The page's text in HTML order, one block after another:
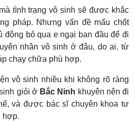
tình trạng vô sinh sẽ được khắc
pháp. Nhưng vấn đề mấu chốt
động bỏ qua e ngại ban đầu để đi
nhân vô sinh ở đâu, do ai, từ
chạy chữa phù hợp.
vô sinh nhiều khi không rõ ràng
giỏi ở Bắc Ninh khuyên nên đi
và được bác sĩ chuyên khoa tư
hợp.